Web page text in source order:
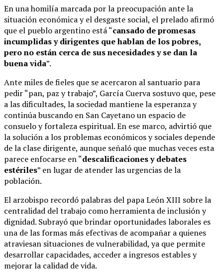
En una homilía marcada por la preocupación ante la
situación económica y el desgaste social, el prelado afirmó
que el pueblo argentino está “cansado de promesas
incumplidas y dirigentes que hablan de los pobres,
pero no están cerca de sus necesidades y se dan la
buena vida”.
Ante miles de fieles que se acercaron al santuario para
pedir “pan, paz y trabajo”, García Cuerva sostuvo que, pese
a las dificultades, la sociedad mantiene la esperanza y
continúa buscando en San Cayetano un espacio de
consuelo y fortaleza espiritual. En ese marco, advirtió que
la solución a los problemas económicos y sociales depende
de la clase dirigente, aunque señaló que muchas veces esta
parece enfocarse en “descalificaciones y debates
estériles” en lugar de atender las urgencias de la
población.
El arzobispo recordó palabras del papa León XIII sobre la
centralidad del trabajo como herramienta de inclusión y
dignidad. Subrayó que brindar oportunidades laborales es
una de las formas más efectivas de acompañar a quienes
atraviesan situaciones de vulnerabilidad, ya que permite
desarrollar capacidades, acceder a ingresos estables y
mejorar la calidad de vida.